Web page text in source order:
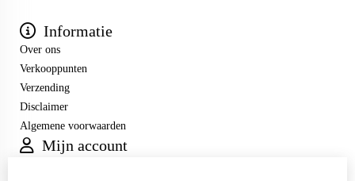
Informatie
Over ons
Verkooppunten
Verzending
Disclaimer
Algemene voorwaarden
Mijn account